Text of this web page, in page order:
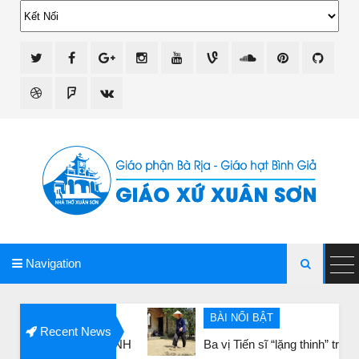
Navigation 
Recent News
BÀI NỔI BẬT
Ba vị Tiến sĩ “lặng thinh” trước câu hỏi của